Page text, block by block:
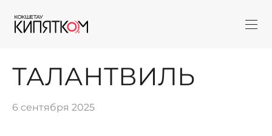
ТАЛАНТВИЛЬ
6 сентября 2025